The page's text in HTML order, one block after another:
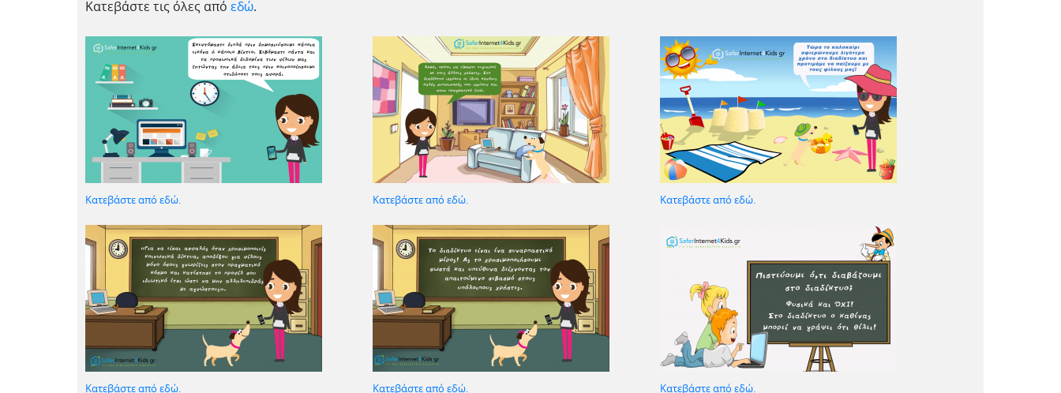
Κατεβάστε τις όλες από εδώ.
Κατεβάστε από εδώ. Κατεβάστε από εδώ. Κατεβάστε από εδώ.
Κατεβάστε από εδώ. Κατεβάστε από εδώ. Κατεβάστε από εδώ.